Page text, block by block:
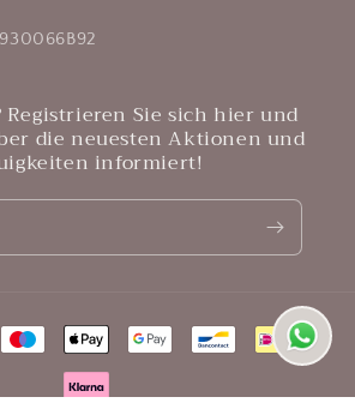
Registrieren Sie sich hier und
die neuesten Aktionen und
informiert!